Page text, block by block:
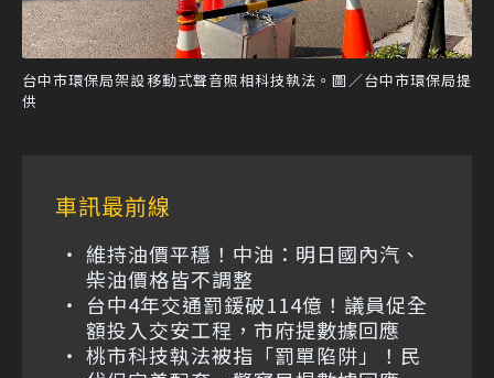
台中市環保局架設移動式聲音照相科技執法。圖／台中市環保局提
供
車訊最前線
維持油價平穩！中油：明日國內汽、
柴油價格皆不調整
台中4年交通罰鍰破114億！議員促全
額投入交安工程，市府提數據回應
桃市科技執法被指「罰單陷阱」！民